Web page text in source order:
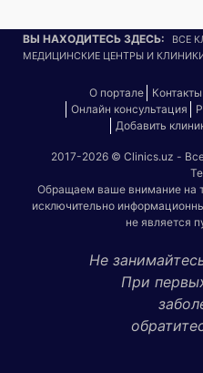
ВЫ НАХОДИТЕСЬ ЗДЕСЬ:
ВСЕ
МЕДИЦИНСКИЕ ЦЕНТРЫ И
О портале Контакты
Онлайн консультация
Добавить
2017-2026 © Clinics.uz -
Обращаем ваше внимание на
исключительно
не является
Не
При